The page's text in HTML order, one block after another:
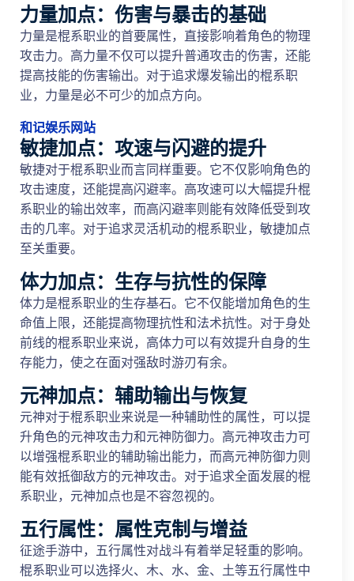
力量加点：伤害与暴击的基础
力量是棍系职业的首要属性，直接影响着角色的物理
攻击力。高力量不仅可以提升普通攻击的伤害，还能
提高技能的伤害输出。对于追求爆发输出的棍系职
业，力量是必不可少的加点方向。
和记娱乐网站
敏捷加点：攻速与闪避的提升
敏捷对于棍系职业而言同样重要。它不仅影响角色的
攻击速度，还能提高闪避率。高攻速可以大幅提升棍
系职业的输出效率，而高闪避率则能有效降低受到攻
击的几率。对于追求灵活机动的棍系职业，敏捷加点
至关重要。
体力加点：生存与抗性的保障
体力是棍系职业的生存基石。它不仅能增加角色的生
命值上限，还能提高物理抗性和法术抗性。对于身处
前线的棍系职业来说，高体力可以有效提升自身的生
存能力，使之在面对强敌时游刃有余。
元神加点：辅助输出与恢复
元神对于棍系职业来说是一种辅助性的属性，可以提
升角色的元神攻击力和元神防御力。高元神攻击力可
以增强棍系职业的辅助输出能力，而高元神防御力则
能有效抵御敌方的元神攻击。对于追求全面发展的棍
系职业，元神加点也是不容忽视的。
五行属性：属性克制与增益
征途手游中，五行属性对战斗有着举足轻重的影响。
棍系职业可以选择火、木、水、金、土等五行属性中